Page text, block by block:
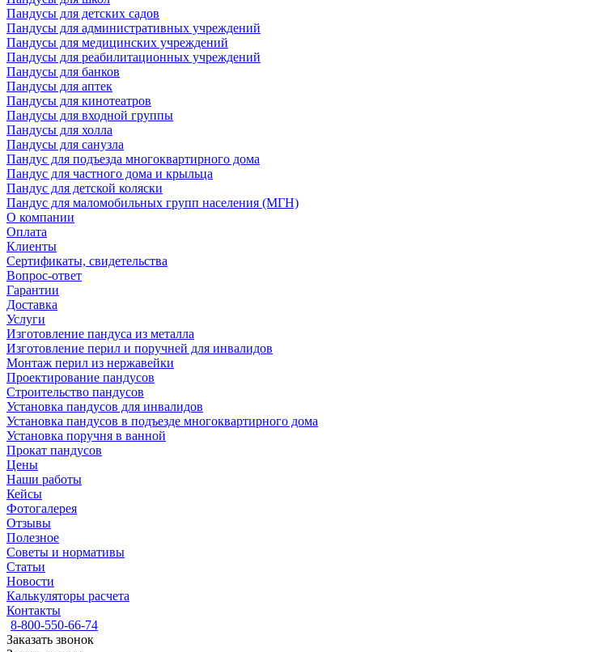
Пандусы для детских садов
Пандусы для административных учреждений
Пандусы для медицинских учреждений
Пандусы для реабилитационных учреждений
Пандусы для банков
Пандусы для аптек
Пандусы для кинотеатров
Пандусы для входной группы
Пандусы для холла
Пандусы для санузла
Пандус для подъезда многоквартирного дома
Пандус для частного дома и крыльца
Пандус для детской коляски
Пандус для маломобильных групп населения (МГН)
О компании
Оплата
Клиенты
Сертификаты, свидетельства
Вопрос-ответ
Гарантии
Доставка
Услуги
Изготовление пандуса из металла
Изготовление перил и поручней для инвалидов
Монтаж перил из нержавейки
Проектирование пандусов
Строительство пандусов
Установка пандусов для инвалидов
Установка пандусов в подъезде многоквартирного дома
Установка поручня в ванной
Прокат пандусов
Цены
Наши работы
Кейсы
Фотогалерея
Отзывы
Полезное
Советы и нормативы
Статьи
Новости
Калькуляторы расчета
Контакты
8-800-550-66-74
Заказать звонок